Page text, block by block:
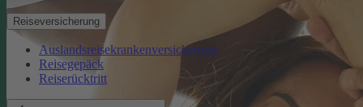
Reiseversicherung
Auslandsreisekrankenversicherung
Reisegepäck
Reiserücktritt